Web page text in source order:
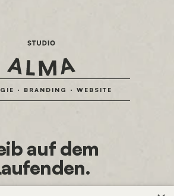
· BRANDING · WEBSITE
auf dem